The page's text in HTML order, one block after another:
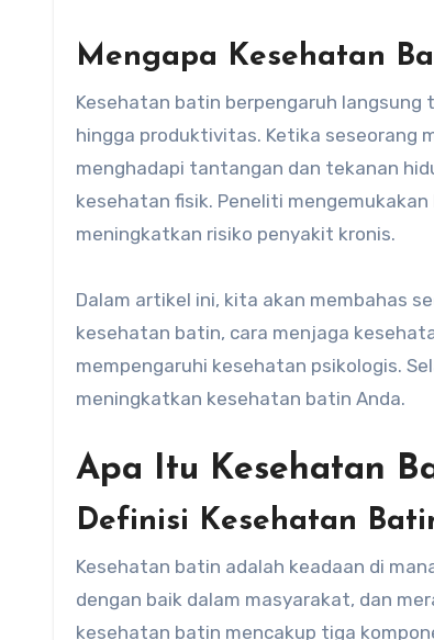
Mengapa Kesehatan
Kesehatan batin berpengaruh langsung
hingga produktivitas. Ketika seseorang
menghadapi tantangan dan tekanan
kesehatan fisik. Peneliti
meningkatkan risiko penyakit kronis.
Dalam artikel ini, kita akan membahas
kesehatan batin, cara menjaga
mempengaruhi kesehatan psikologis.
meningkatkan kesehatan batin Anda.
Apa Itu Kesehatan
Definisi Kesehatan
Kesehatan batin adalah keadaan di
dengan baik dalam masyarakat, dan
kesehatan batin mencakup tiga